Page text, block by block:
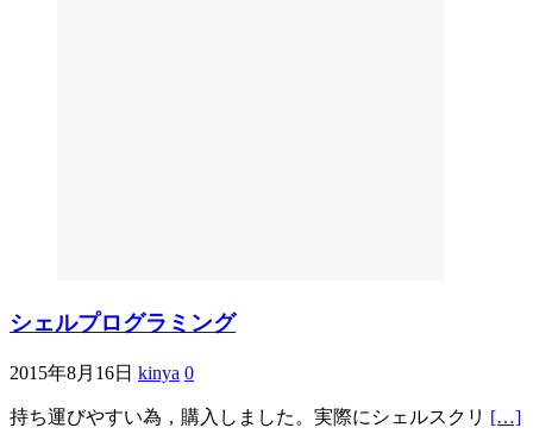
シェルプログラミング
2015年8月16日 kinya 0
持ち運びやすい為，購入しました。実際にシェルスクリ […]